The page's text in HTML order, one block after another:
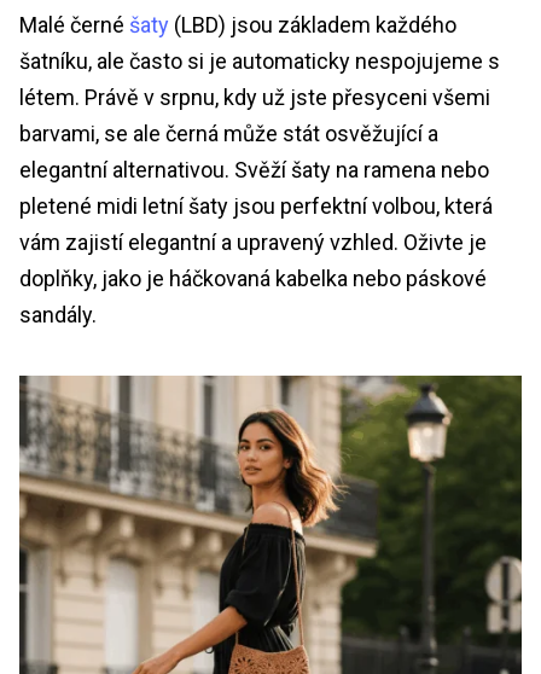
Malé černé šaty (LBD) jsou základem každého
šatníku, ale často si je automaticky nespojujeme s
létem. Právě v srpnu, kdy už jste přesyceni všemi
barvami, se ale černá může stát osvěžující a
elegantní alternativou. Svěží šaty na ramena nebo
pletené midi letní šaty jsou perfektní volbou, která
vám zajistí elegantní a upravený vzhled. Oživte je
doplňky, jako je háčkovaná kabelka nebo páskové
sandály.